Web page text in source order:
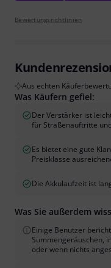
Bewertungsrichtlinien
Aus echten
Was Käufern gefiel:
Der Verstärker ist
für Straßenauftritte
Es bietet eine gute
Preisklasse
Die Akkulaufzeit ist
Was Sie außerdem
Einige Benutzer
Summengeräuschen,
oder wenn nichts